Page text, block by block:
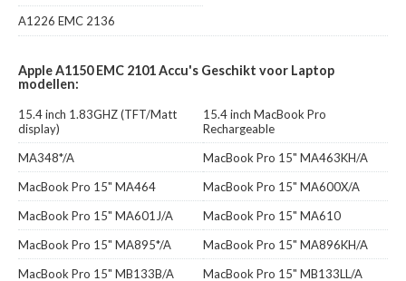
A1226 EMC 2136
Apple A1150 EMC 2101 Accu's Geschikt voor Laptop
modellen:
15.4 inch 1.83GHZ (TFT/Matt
display)
15.4 inch MacBook Pro
Rechargeable
MA348*/A
MacBook Pro 15" MA463KH/A
MacBook Pro 15" MA464
MacBook Pro 15" MA600X/A
MacBook Pro 15" MA601J/A
MacBook Pro 15" MA610
MacBook Pro 15" MA895*/A
MacBook Pro 15" MA896KH/A
MacBook Pro 15" MB133B/A
MacBook Pro 15" MB133LL/A